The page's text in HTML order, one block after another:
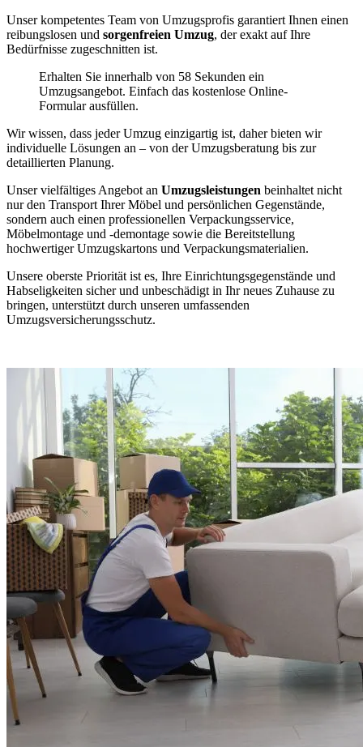
Unser kompetentes Team von Umzugsprofis garantiert Ihnen einen
reibungslosen und sorgenfreien Umzug, der exakt auf Ihre
Bedürfnisse zugeschnitten ist.
Erhalten Sie innerhalb von 58 Sekunden ein
Umzugsangebot. Einfach das kostenlose Online-
Formular ausfüllen.
Wir wissen, dass jeder Umzug einzigartig ist, daher bieten wir
individuelle Lösungen an – von der Umzugsberatung bis zur
detaillierten Planung.
Unser vielfältiges Angebot an Umzugsleistungen beinhaltet nicht
nur den Transport Ihrer Möbel und persönlichen Gegenstände,
sondern auch einen professionellen Verpackungsservice,
Möbelmontage und -demontage sowie die Bereitstellung
hochwertiger Umzugskartons und Verpackungsmaterialien.
Unsere oberste Priorität ist es, Ihre Einrichtungsgegenstände und
Habseligkeiten sicher und unbeschädigt in Ihr neues Zuhause zu
bringen, unterstützt durch unseren umfassenden
Umzugsversicherungsschutz.